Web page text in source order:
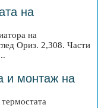
на
на
Ориз. 2,308. Части
и монтаж на